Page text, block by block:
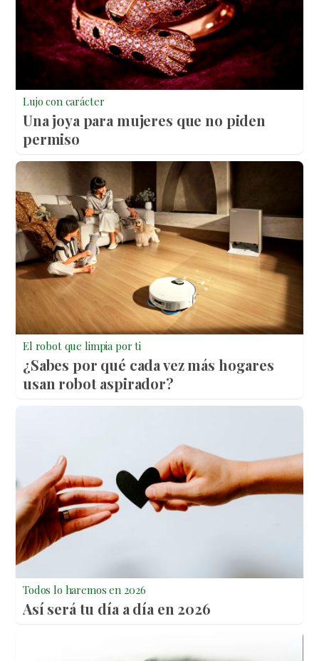
Lujo con carácter
Una joya para mujeres que no piden
permiso
El robot que limpia por ti
¿Sabes por qué cada vez más hogares
usan robot aspirador?
Todos lo haremos en 2026
Así será tu día a día en 2026